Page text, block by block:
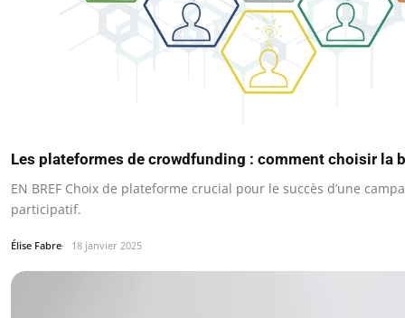
Les plateformes de crowdfunding : comment choisir la
EN BREF Choix de plateforme crucial pour le succès d’une
participatif.
Élise Fabre 18 janvier 2025